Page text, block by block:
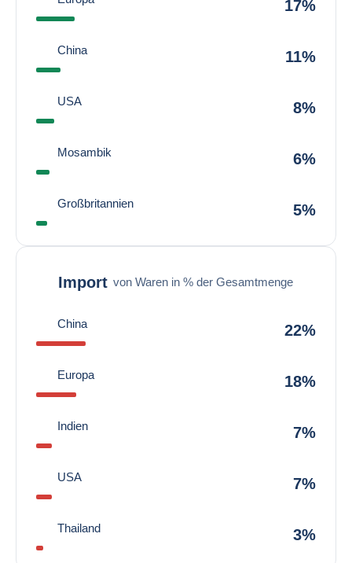
17%
China 11%
USA 8%
Mosambik 6%
Großbritannien 5%
Import von Waren in % der Gesamtmenge
China 22%
Europa 18%
Indien 7%
USA 7%
Thailand 3%